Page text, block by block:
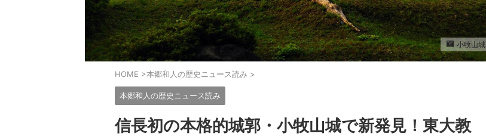
小牧山城
HOME >本郷和人の歴史ニュース読み >
本郷和人の歴史ニュース読み
信長初の本格的城郭・小牧山城で新発見！東大教